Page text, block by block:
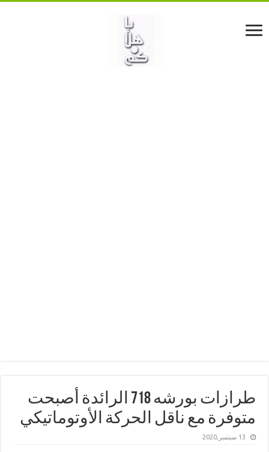
طرازات بورشه ‎718 الرائدة أصبحت
متوفرة مع ناقل الحركة الأوتوماتيكي
13 سبتمبر,2020